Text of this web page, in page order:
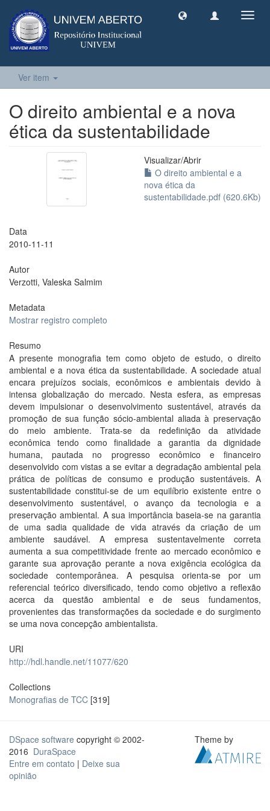
Ver item
O direito ambiental e a nova
ética da sustentabilidade
Visualizar/Abrir
O direito ambiental e a
nova ética da
sustentabilidade.pdf (620.6Kb)
Data
2010-11-11
Autor
Verzotti, Valeska Salmim
Metadata
Mostrar registro completo
Resumo
A presente monografia tem como objeto de estudo, o direito
ambiental e a nova ética da sustentabilidade. A sociedade atual
encara prejuízos sociais, econômicos e ambientais devido à
intensa globalização do mercado. Nesta esfera, as empresas
devem impulsionar o desenvolvimento sustentável, através da
promoção de sua função sócio-ambiental aliada à preservação
do meio ambiente. Trata-se da redefinição da atividade
econômica tendo como finalidade a garantia da dignidade
humana, pautada no progresso econômico e financeiro
desenvolvido com vistas a se evitar a degradação ambiental pela
prática de políticas de consumo e produção sustentáveis. A
sustentabilidade constitui-se de um equilíbrio existente entre o
desenvolvimento sustentável, o avanço da tecnologia e a
preservação ambiental. A sua importância baseia-se na garantia
de uma sadia qualidade de vida através da criação de um
ambiente saudável. A empresa sustentavelmente correta
aumenta a sua competitividade frente ao mercado econômico e
garante sua aprovação perante a nova exigência ecológica da
sociedade contemporânea. A pesquisa orienta-se por um
referencial teórico diversificado, tendo como objetivo a reflexão
acerca da questão ambiental e de seus fundamentos,
provenientes das transformações da sociedade e do surgimento
se uma nova concepção ambientalista.
URI
http://hdl.handle.net/11077/620
Collections
Monografias de TCC [319]
DSpace software copyright © 2002-
2016 DuraSpace
Entre em contato | Deixe sua
opinião
Theme by